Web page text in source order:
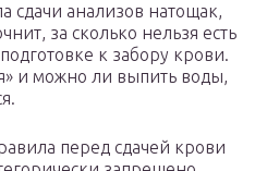
сдачи анализов натощак,
за сколько нельзя есть
к забору крови.
и можно ли выпить воды,
перед сдачей крови